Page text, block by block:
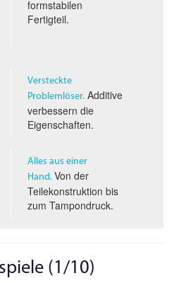
formstabilen
Fertigteil.
Versteckte
Problemlöser.Additive
verbessern die
Eigenschaften.
Alles aus einer
Hand. Von der
Teilekonstruktion bis
zum Tampondruck.
(1/10)